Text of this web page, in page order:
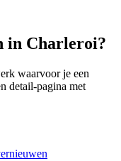
in Charleroi?
waarvoor je een
detail-pagina met